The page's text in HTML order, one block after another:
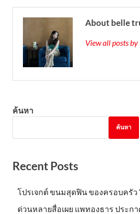
About belle
View all posts
ค้นหา
ค้นหา
Recent Posts
โปรเจกต์ ขนมสุดฟิน ของครอบครัว
ด่วนหลายสื่อเผย แพทองธาร ประก